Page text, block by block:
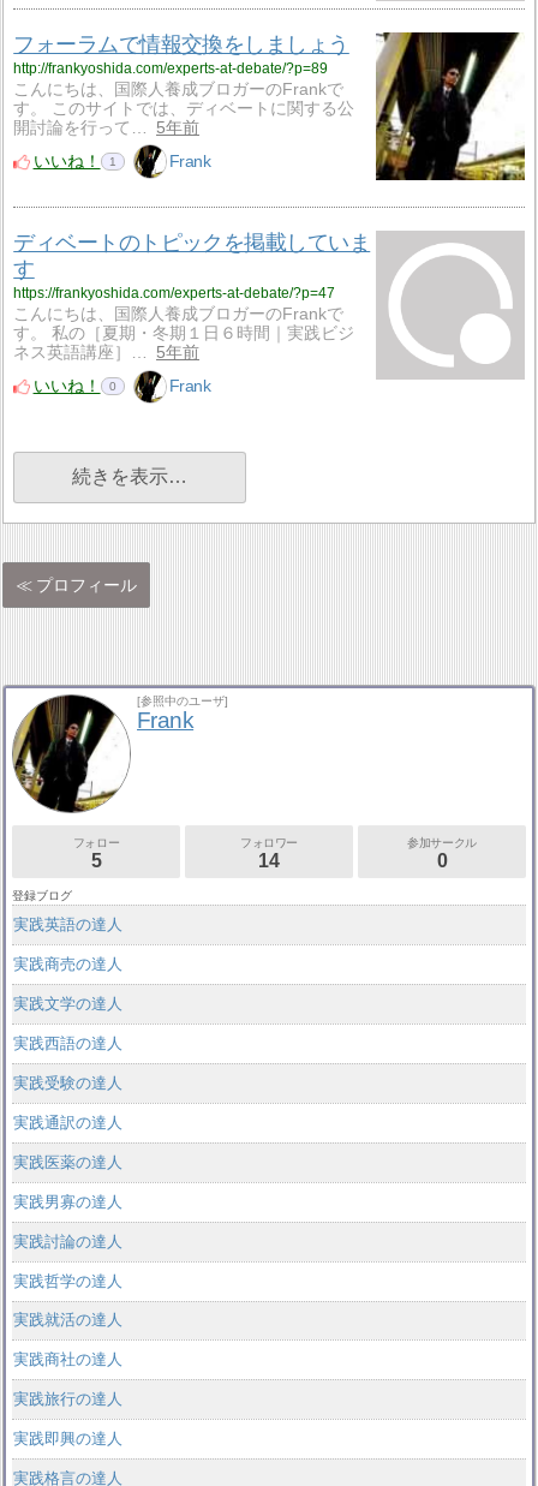
フォーラムで情報交換をしましょう
http://frankyoshida.com/experts-at-debate/?p=89
こんにちは、国際人養成ブロガーのFrankで
す。 このサイトでは、ディベートに関する公
開討論を行って…
5年前
いいね！
1 Frank
ディベートのトピックを掲載していま
す
https://frankyoshida.com/experts-at-debate/?p=47
こんにちは、国際人養成ブロガーのFrankで
す。 私の［夏期・冬期１日６時間｜実践ビジ
ネス英語講座］…
5年前
いいね！
0 Frank
続きを表示…
プロフィール
[参照中のユーザ]
Frank
フォロー
5
フォロワー
14
参加サークル
0
登録ブログ
実践英語の達人
実践商売の達人
実践文学の達人
実践西語の達人
実践受験の達人
実践通訳の達人
実践医薬の達人
実践男寡の達人
実践討論の達人
実践哲学の達人
実践就活の達人
実践商社の達人
実践旅行の達人
実践即興の達人
実践格言の達人